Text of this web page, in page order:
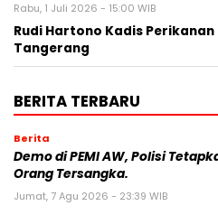
Rabu, 1 Juli 2026 - 15:00 WIB
Rudi Hartono Kadis Perikanan
Tangerang
BERITA TERBARU
Berita
Demo di PEMI AW, Polisi
Orang Tersangka.
Jumat, 7 Agu 2026 - 23:39 WIB